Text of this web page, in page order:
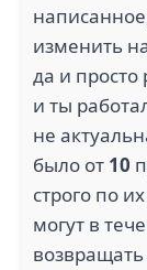
изменить
да и
и ты
не
было от 10
строго по
могут в